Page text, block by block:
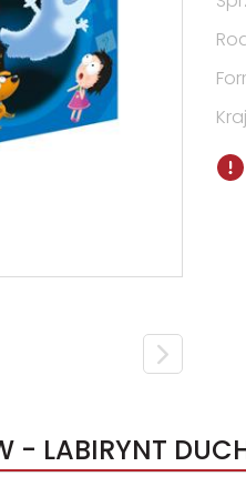
- LABIRYNT